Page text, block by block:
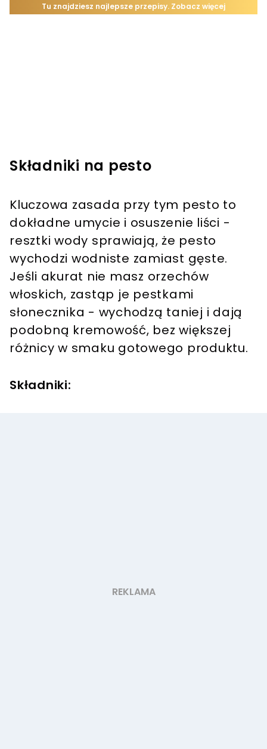
Składniki na pesto
Kluczowa zasada przy tym pesto to
dokładne umycie i osuszenie liści -
resztki wody sprawiają, że pesto
wychodzi wodniste zamiast gęste.
Jeśli akurat nie masz orzechów
włoskich, zastąp je pestkami
słonecznika - wychodzą taniej i dają
podobną kremowość, bez większej
różnicy w smaku gotowego produktu.
Składniki: